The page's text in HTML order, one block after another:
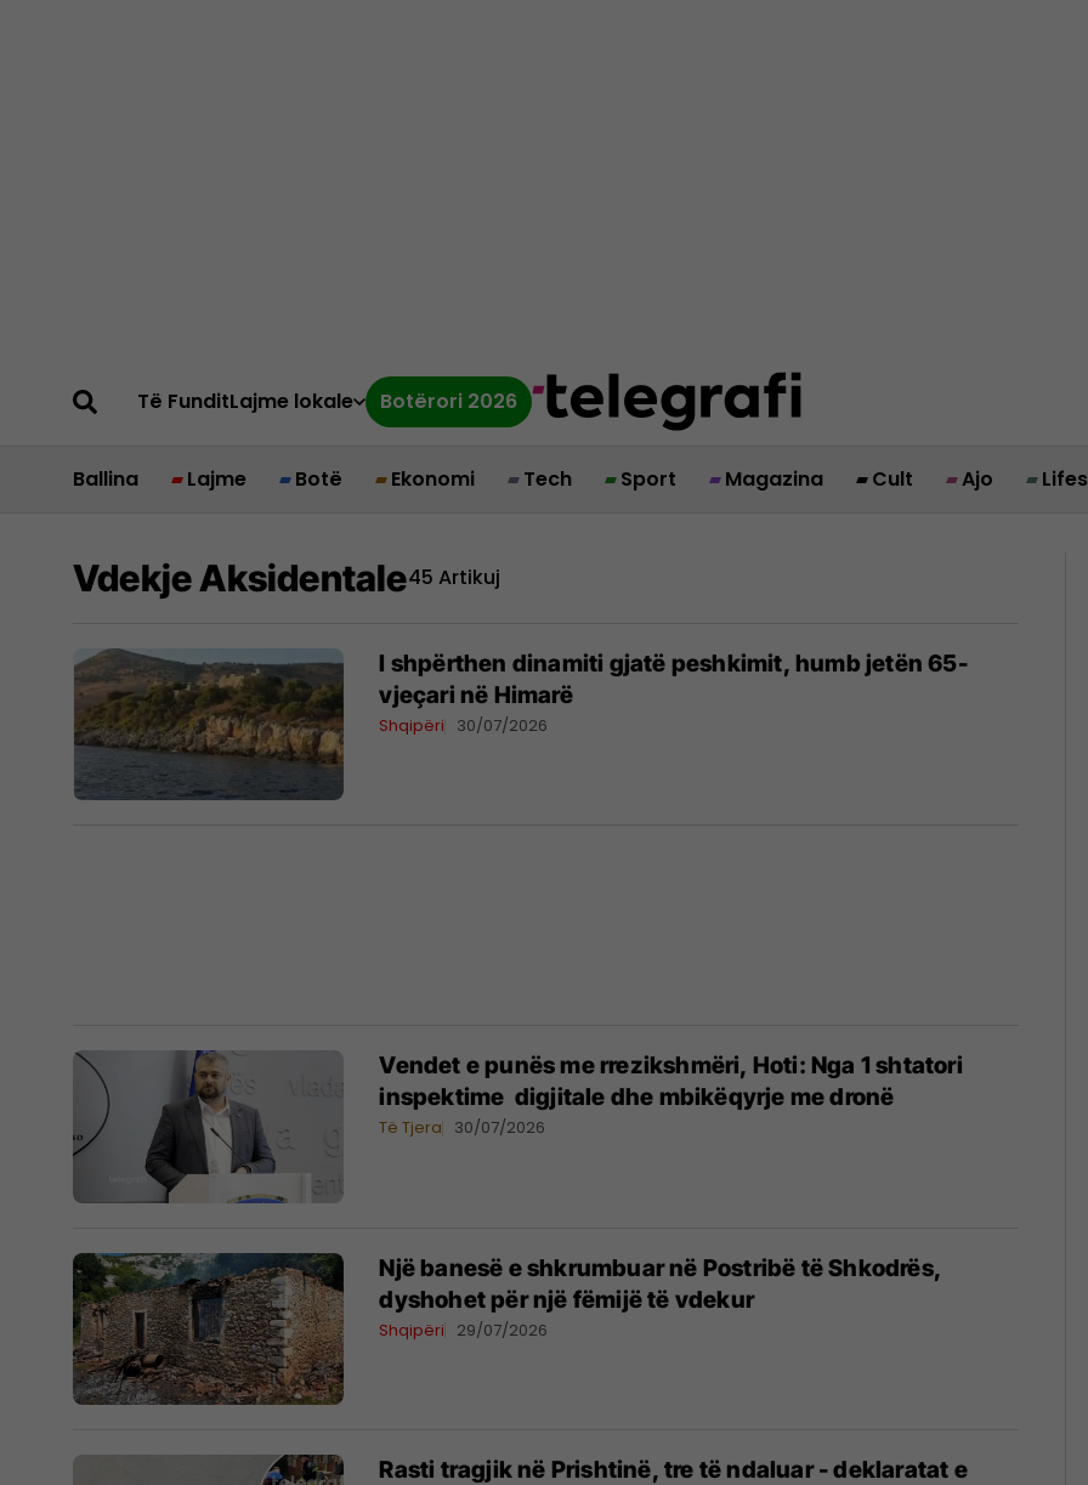
Të FunditLajme lokale Botërori 2026
Ballina Lajme Botë Ekonomi Tech Sport Magazina Cult Ajo
Vdekje Aksidentale45 Artikuj
I shpërthen dinamiti gjatë peshkimit, humb jetën 65-
vjeçari në Himarë
Shqipëri 30/07/2026
Vendet e punës me rrezikshmëri, Hoti: Nga 1 shtatori
inspektime digjitale dhe mbikëqyrje me dronë
Të Tjera 30/07/2026
Një banesë e shkrumbuar në Postribë të Shkodrës,
dyshohet për një fëmijë të vdekur
Shqipëri 29/07/2026
Rasti tragjik në Prishtinë, tre të ndaluar - deklaratat e